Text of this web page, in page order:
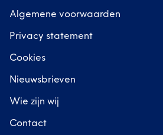
Algemene voorwaarden
Privacy statement
Cookies
Nieuwsbrieven
Wie zijn wij
Contact